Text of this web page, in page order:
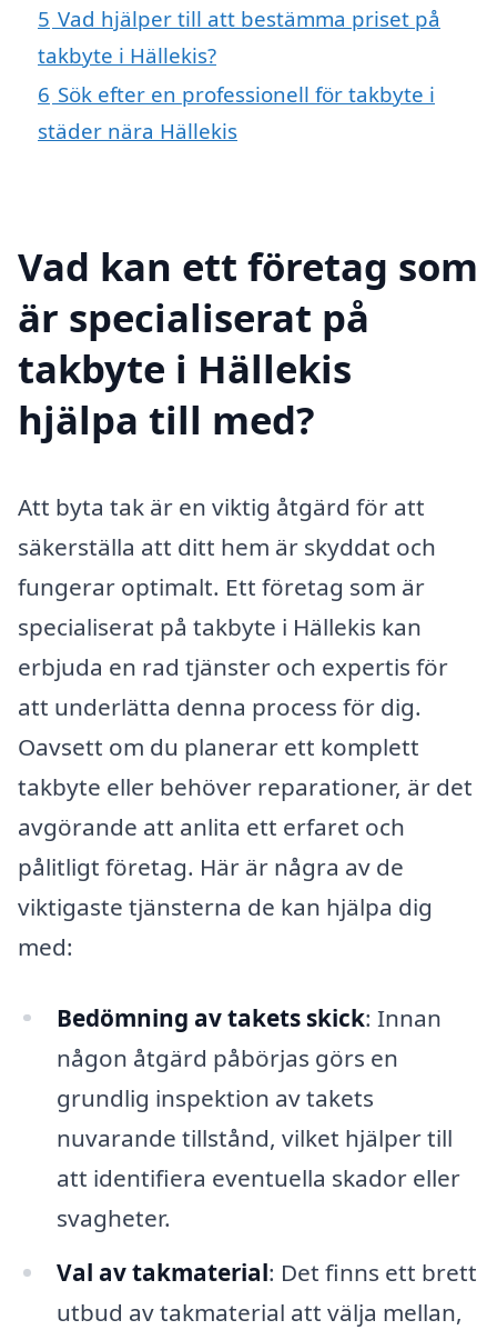
5 Vad hjälper till att bestämma priset på
takbyte i Hällekis?
6 Sök efter en professionell för takbyte i
städer nära Hällekis
Vad kan ett företag som
är specialiserat på
takbyte i Hällekis
hjälpa till med?
Att byta tak är en viktig åtgärd för att
säkerställa att ditt hem är skyddat och
fungerar optimalt. Ett företag som är
specialiserat på takbyte i Hällekis kan
erbjuda en rad tjänster och expertis för
att underlätta denna process för dig.
Oavsett om du planerar ett komplett
takbyte eller behöver reparationer, är det
avgörande att anlita ett erfaret och
pålitligt företag. Här är några av de
viktigaste tjänsterna de kan hjälpa dig
med:
Bedömning av takets skick: Innan
någon åtgärd påbörjas görs en
grundlig inspektion av takets
nuvarande tillstånd, vilket hjälper till
att identifiera eventuella skador eller
svagheter.
Val av takmaterial: Det finns ett brett
utbud av takmaterial att välja mellan,